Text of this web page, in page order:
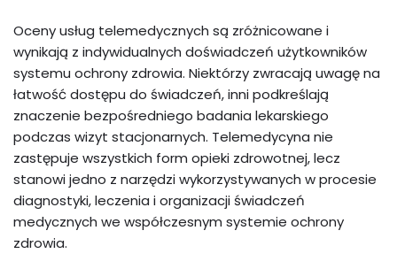
Oceny usług telemedycznych są zróżnicowane i
wynikają z indywidualnych doświadczeń użytkowników
systemu ochrony zdrowia. Niektórzy zwracają uwagę na
łatwość dostępu do świadczeń, inni podkreślają
znaczenie bezpośredniego badania lekarskiego
podczas wizyt stacjonarnych. Telemedycyna nie
zastępuje wszystkich form opieki zdrowotnej, lecz
stanowi jedno z narzędzi wykorzystywanych w procesie
diagnostyki, leczenia i organizacji świadczeń
medycznych we współczesnym systemie ochrony
zdrowia.